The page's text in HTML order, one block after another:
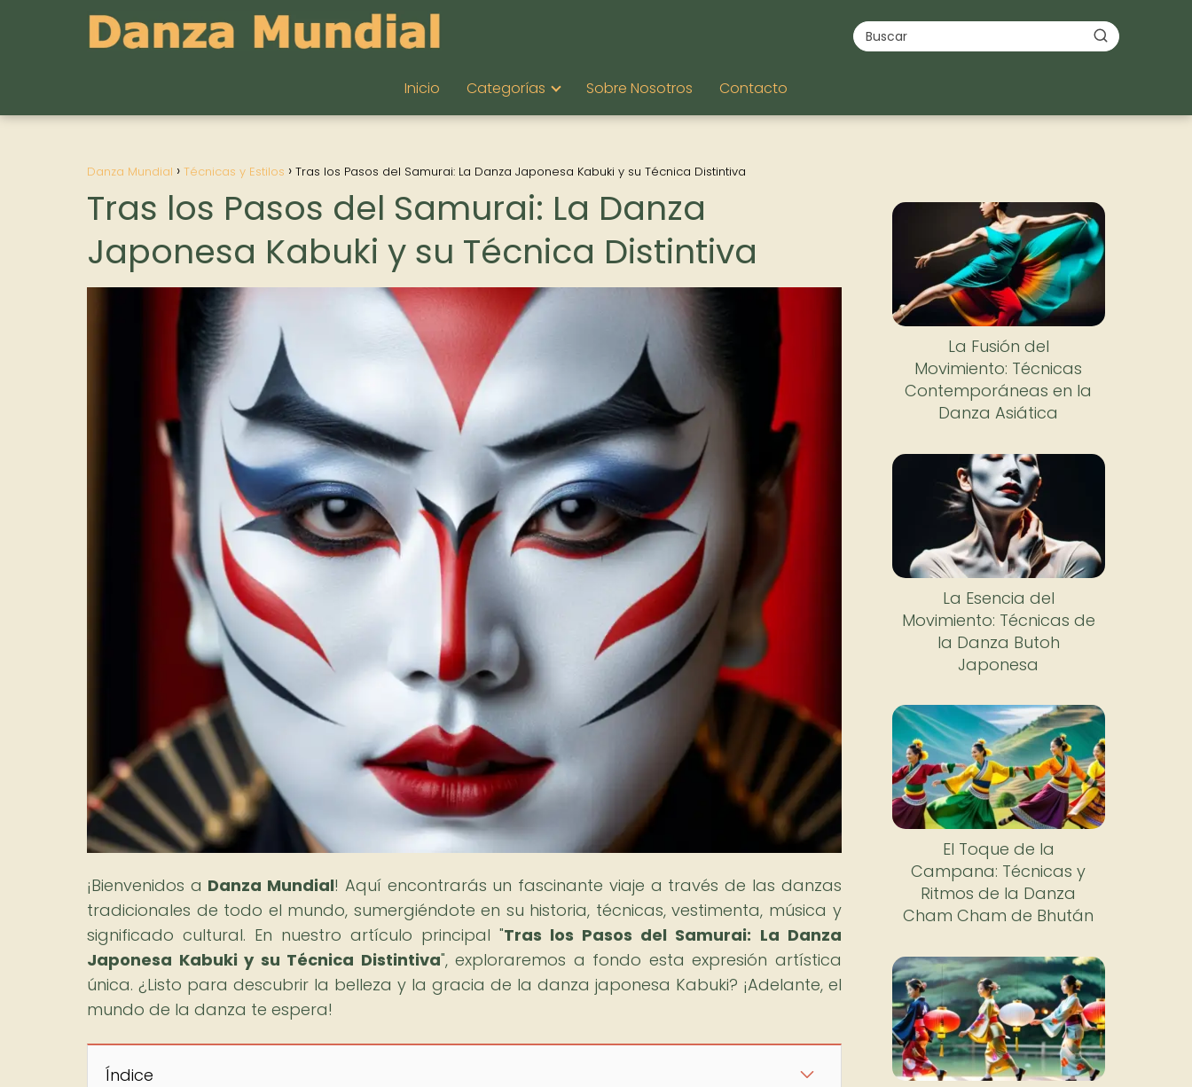
Inicio Categorías Sobre Nosotros Contacto
Danza Mundial Técnicas y Estilos Tras los Pasos del Samurai: La Danza Japonesa Kabuki y su Técnica Distintiva
Tras los Pasos del Samurai: La Danza
Japonesa Kabuki y su Técnica Distintiva
¡Bienvenidos a Danza Mundial! Aquí encontrarás un fascinante viaje a través de las danzas
tradicionales de todo el mundo, sumergiéndote en su historia, técnicas, vestimenta, música y
significado cultural. En nuestro artículo principal "Tras los Pasos del Samurai: La Danza
Japonesa Kabuki y su Técnica Distintiva", exploraremos a fondo esta expresión artística
única. ¿Listo para descubrir la belleza y la gracia de la danza japonesa Kabuki? ¡Adelante, el
mundo de la danza te espera!
Índice
La Fusión del
Movimiento: Técnicas
Contemporáneas en la
Danza Asiática
La Esencia del
Movimiento: Técnicas de
la Danza Butoh
Japonesa
El Toque de la
Campana: Técnicas y
Ritmos de la Danza
Cham Cham de Bhután